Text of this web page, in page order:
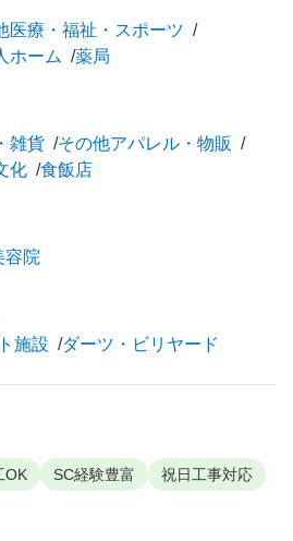
医療・福祉・スポーツ
ホーム 薬局
雑貨
その他アパレル・物販
化 食飯店
容院
施設
ダーツ・ビリヤード
OK SC経験豊富
祝日工事対応